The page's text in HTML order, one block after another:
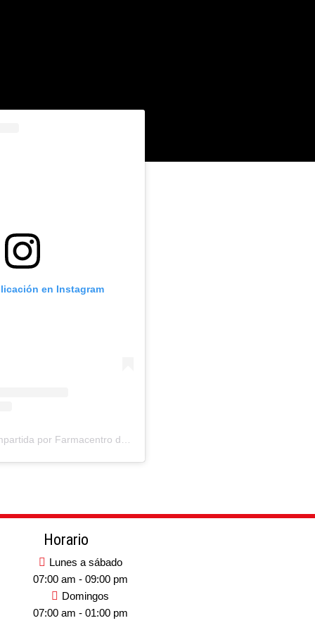
en Instagram
Horario
Lunes a sábado
07:00 am - 09:00 pm
Domingos
07:00 am - 01:00 pm